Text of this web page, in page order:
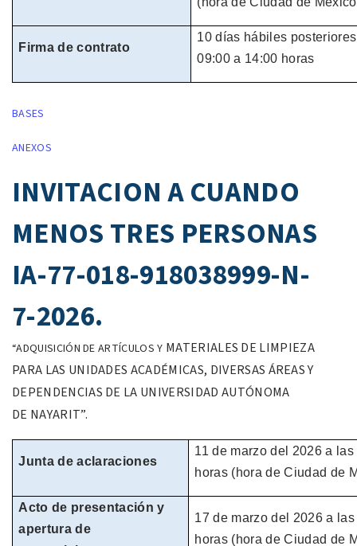
Firma de contrato
10 días hábiles
09:00 a 14:00 horas
BASES
ANEXOS
INVITACION A CUANDO
MENOS TRES PERSONAS
IA-77-018-918038999-N-
7-2026.
“ADQUISICIÓN DE ARTÍCULOS Y MATERIALES DE LIMPIEZA
PARA LAS UNIDADES ACADÉMICAS, DIVERSAS ÁREAS Y
DEPENDENCIAS DE LA UNIVERSIDAD AUTÓNOMA
DE NAYARIT”.
Junta de aclaraciones
11 de marzodel 2026 a las
horas (hora deCiudad de
Acto de presentación y
apertura de
17 de marzodel 2026 a las
horas (hora deCiudad de